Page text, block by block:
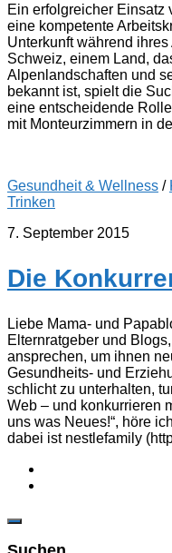
Ein erfolgreicher Einsatz
eine kompetente
Unterkunft während
Schweiz, einem Land,
Alpenlandschaften und
bekannt ist, spielt die
eine entscheidende
mit Monteurzimmern in
Gesundheit & Wellness /
Trinken
7. September 2015
Die
Liebe Mama- und
Elternratgeber und
ansprechen, um ihnen
Gesundheits- und
schlicht zu unterhalten,
Web – und konkurrieren
uns was Neues!“, höre
dabei ist nestlefamily